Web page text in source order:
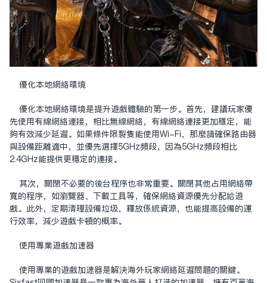
優化本地網絡環境
優化本地網絡環境是提升遊戲體驗的第一步。首先，建議玩家優
先使用有線網絡連接，相比無線網絡，有線網絡連接更加穩定，能
夠有效減少延遲。如果條件限制只能使用Wi-Fi，那麼請確保路由器
與設備距離適中，並優先選擇5GHz頻段，因為5GHz頻段相比
2.4GHz能提供更穩定的連接。
其次，關閉不必要的後台程序也非常重要。關閉其他占用網絡帶
寬的程序，如瀏覽器、下載工具等，確保網絡資源優先分配給遊
戲。此外，定期清理設備垃圾，釋放系統資源，也能提高設備的運
行效率，減少遊戲卡頓的概率。
使用專業遊戲加速器
使用專業的遊戲加速器是解決海外玩家網絡延遲問題的關鍵。